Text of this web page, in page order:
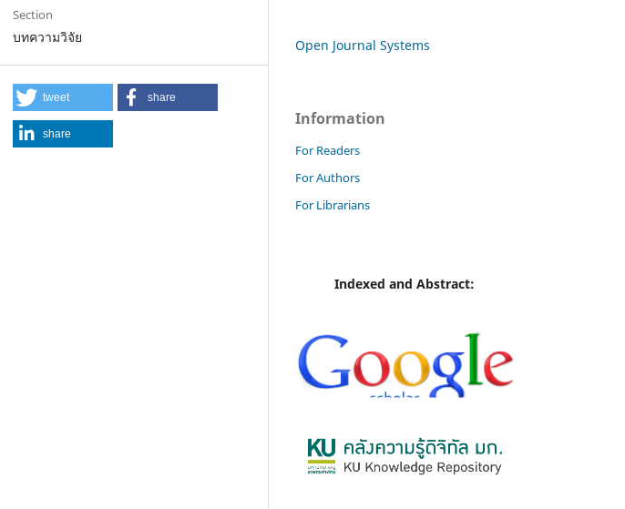
Section
บทความวิจัย
tweet share
share
Open Journal Systems
Information
For Readers
For Authors
For Librarians
Indexed and Abstract: